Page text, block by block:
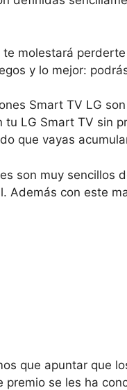
te molestará
y lo mejor:
Smart TV LG
tu LG Smart TV sin
que vayas
son muy sencillos
Además con este
que apuntar que
premio se les ha